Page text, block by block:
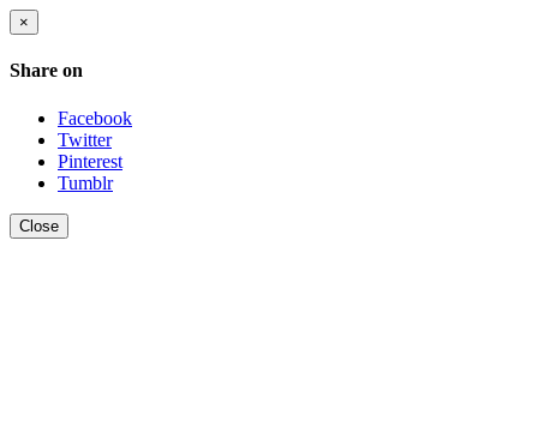
×
Share on
Facebook
Twitter
Pinterest
Tumblr
Close